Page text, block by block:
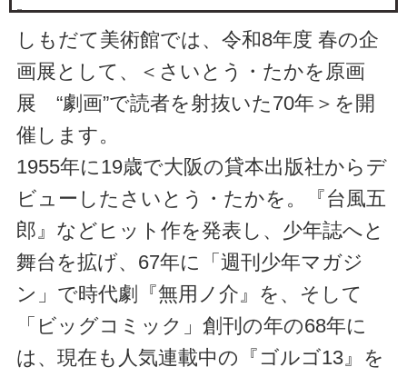
しもだて美術館では、令和8年度 春の企
画展として、＜さいとう・たかを原画
展 “劇画”で読者を射抜いた70年＞を開
催します。
1955年に19歳で大阪の貸本出版社からデ
ビューしたさいとう・たかを。『台風五
郎』などヒット作を発表し、少年誌へと
舞台を拡げ、67年に「週刊少年マガジ
ン」で時代劇『無用ノ介』を、そして
「ビッグコミック」創刊の年の68年に
は、現在も人気連載中の『ゴルゴ13』を